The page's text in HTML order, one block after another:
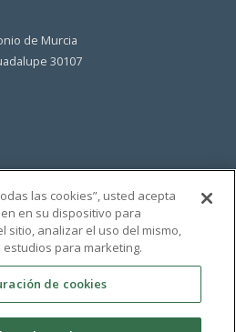
de Murcia
30107
las cookies”, usted acepta
en su dispositivo para
sitio, analizar el uso del mismo,
para marketing.
de cookies